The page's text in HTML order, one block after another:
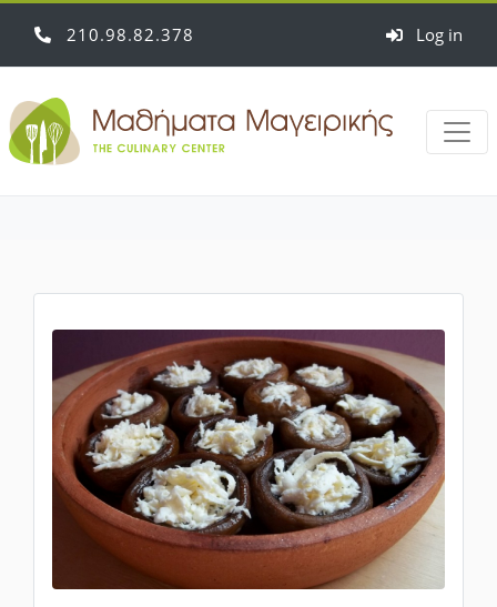
210 98 82 378 Log in